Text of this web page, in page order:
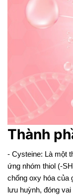
Thành
- Cysteine: Là một
ứng nhóm thiol (-
chống oxy hóa của
lưu huỳnh, đóng